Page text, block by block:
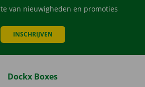
van nieuwigheden en promoties
INSCHRIJVEN
Dockx Boxes